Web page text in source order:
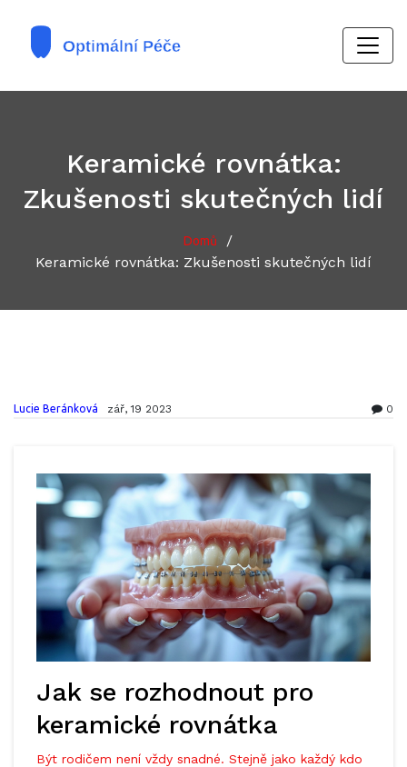
Keramické rovnátka:
Zkušenosti skutečných lidí
Domů
/
Keramické rovnátka: Zkušenosti skutečných lidí
Lucie Beránková zář, 19 2023 0
Jak se rozhodnout pro
keramické rovnátka
Být rodičem není vždy snadné. Stejně jako každý kdo